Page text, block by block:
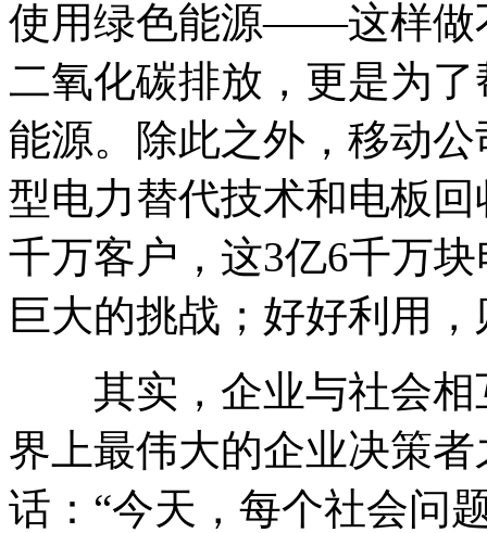
使用绿色能源——这样做
二氧化碳排放，更是为
能源。除此之外，移动
型电力替代技术和电板
千万客户，这3亿6千万
巨大的挑战；好好利用
其实，企业与社会相
界上最伟大的企业决策
话：“今天，每个社会问